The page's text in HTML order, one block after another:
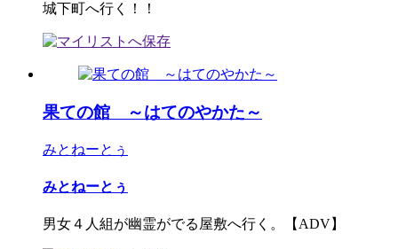
城下町へ行く！！
果ての館 ～はてのやかた～
みとねーとぅ
みとねーとぅ
男女４人組が幽霊がでる屋敷へ行く。【ADV】